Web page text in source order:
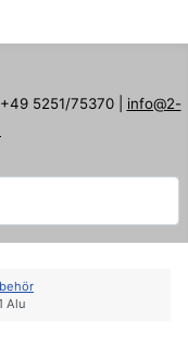
| +49 5251/75370 | info@2-
Alu